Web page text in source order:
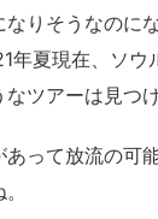
なりそうなのに
年夏現在、ソウ
ツアーは見つ
って放流の可